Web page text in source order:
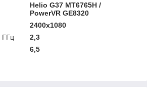
Helio G37 MT6765H /
PowerVR GE8320
2400x1080
ГГц
2,3
6,5